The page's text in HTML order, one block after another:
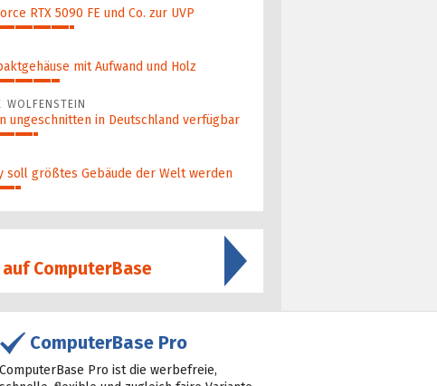
RTX 5090 FE und Co. zur UVP
mit Aufwand und Holz
ungeschnitten in Deutschland verfügbar
soll größ­tes Gebäude der Welt werden
auf ComputerBase
ComputerBase Pro
ComputerBase Pro ist die werbefreie,